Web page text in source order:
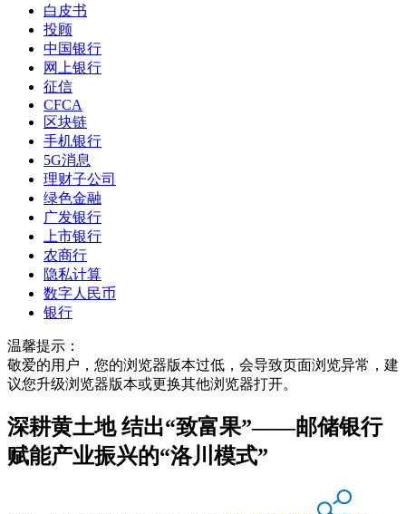
白皮书
投顾
中国银行
网上银行
征信
CFCA
区块链
手机银行
5G消息
理财子公司
绿色金融
广发银行
上市银行
农商行
隐私计算
数字人民币
银行
温馨提示：
敬爱的用户，您的浏览器版本过低，会导致页面浏览异常，建
议您升级浏览器版本或更换其他浏览器打开。
深耕黄土地 结出“致富果”——邮储银行
赋能产业振兴的“洛川模式”